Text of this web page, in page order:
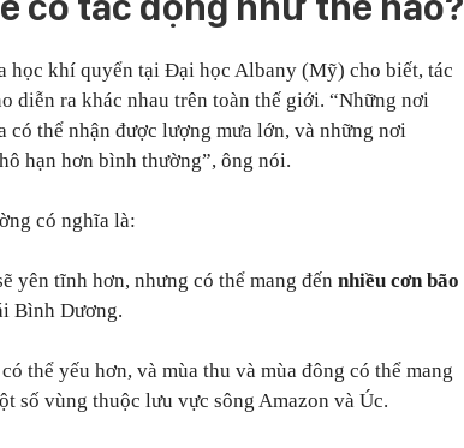
học khí quyển tại Đại học Albany (Mỹ) cho biết, tác
diễn ra khác nhau trên toàn thế giới. “Những nơi
có thể nhận được lượng mưa lớn, và những nơi
hạn hơn bình thường”, ông nói.
có nghĩa là:
yên tĩnh hơn, nhưng có thể mang đến nhiều cơn bão
Bình Dương.
thể yếu hơn, và mùa thu và mùa đông có thể mang
số vùng thuộc lưu vực sông Amazon và Úc.